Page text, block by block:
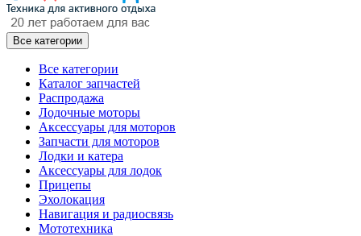
Все категории
Все категории
Каталог запчастей
Распродажа
Лодочные моторы
Аксессуары для моторов
Запчасти для моторов
Лодки и катера
Аксессуары для лодок
Прицепы
Эхолокация
Навигация и радиосвязь
Мототехника